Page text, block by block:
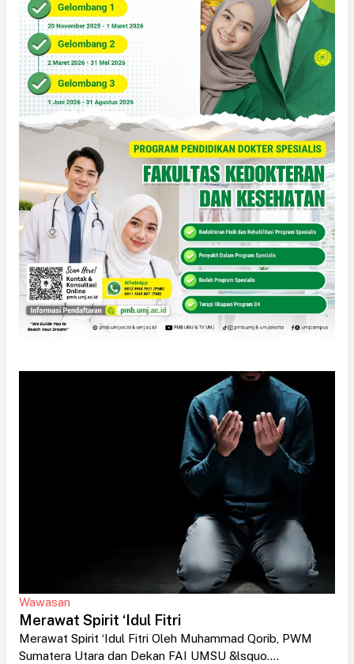
Wawasan
Merawat Spirit ‘Idul Fitri
Merawat Spirit ‘Idul Fitri Oleh Muhammad Qorib, PWM
Sumatera Utara dan Dekan FAI UMSU &lsquo....